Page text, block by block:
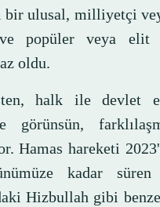
bir ulusal, milliyetçi
popüler veya elit
oldu.
halk ile devlet
görünsün,
Hamas hareketi
kadar
Hizbullah gibi